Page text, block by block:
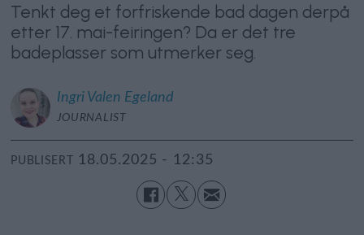
Tenkt deg et forfriskende bad dagen derpå
etter 17. mai-feiringen? Da er det tre
badeplasser som utmerker seg.
Ingri Valen Egeland
JOURNALIST
PUBLISERT 18.05.2025 - 12:35